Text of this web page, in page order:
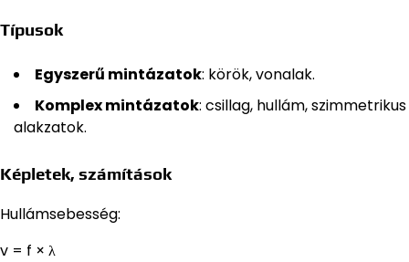
Típusok
Egyszerű mintázatok: körök, vonalak.
Komplex mintázatok: csillag, hullám, szimmetrikus
alakzatok.
Képletek, számítások
Hullámsebesség:
v = f × λ